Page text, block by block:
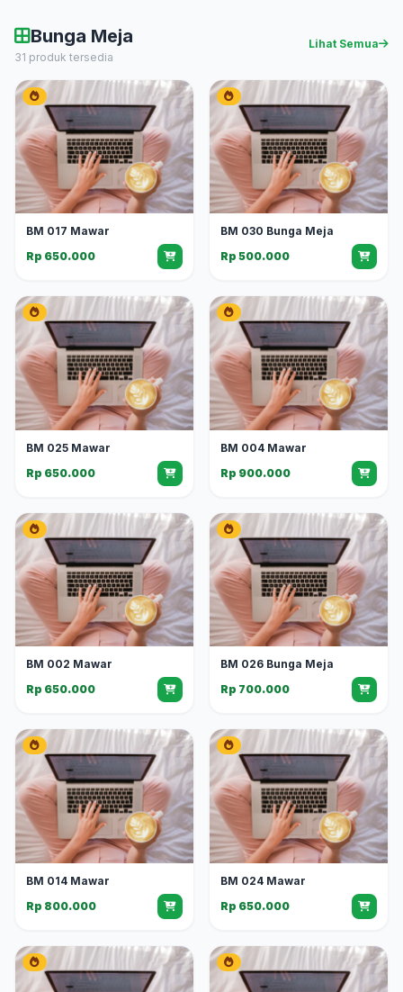
Bunga Meja
31 produk tersedia
Lihat Semua
BM 017 Mawar
Rp 650.000
BM 030 Bunga Meja
Rp 500.000
BM 025 Mawar
Rp 650.000
BM 004 Mawar
Rp 900.000
BM 002 Mawar
Rp 650.000
BM 026 Bunga Meja
Rp 700.000
BM 014 Mawar
Rp 800.000
BM 024 Mawar
Rp 650.000